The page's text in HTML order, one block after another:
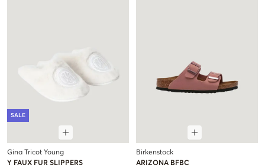
SALE
Gina Tricot Young
Y FAUX FUR SLIPPERS
Birkenstock
ARIZONA BFBC